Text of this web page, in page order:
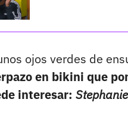
ojos verdes de
en bikini que
interesar: